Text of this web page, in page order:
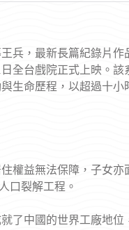
兵，最新長篇紀錄片作
全台戲院正式上映。該
生命歷程，以超過十小
權益無法保障，子女亦
口裂解工程。
了中國的世界工廠地位